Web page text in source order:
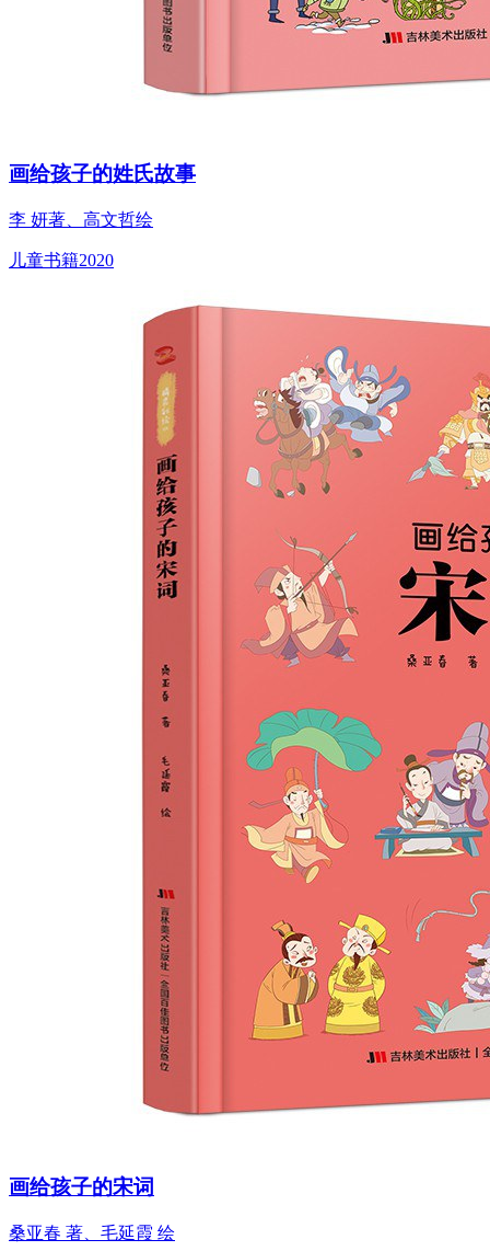
画给孩子的姓氏故事
李 妍著、高文哲绘
儿童书籍2020
画给孩子的宋词
桑亚春 著、毛延霞 绘